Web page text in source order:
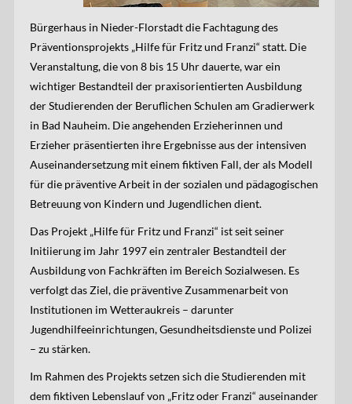
Bürgerhaus in Nieder-Florstadt die Fachtagung des
Präventionsprojekts „Hilfe für Fritz und Franzi“ statt. Die
Veranstaltung, die von 8 bis 15 Uhr dauerte, war ein
wichtiger Bestandteil der praxisorientierten Ausbildung
der Studierenden der Beruflichen Schulen am Gradierwerk
in Bad Nauheim. Die angehenden Erzieherinnen und
Erzieher präsentierten ihre Ergebnisse aus der intensiven
Auseinandersetzung mit einem fiktiven Fall, der als Modell
für die präventive Arbeit in der sozialen und pädagogischen
Betreuung von Kindern und Jugendlichen dient.
Das Projekt „Hilfe für Fritz und Franzi“ ist seit seiner
Initiierung im Jahr 1997 ein zentraler Bestandteil der
Ausbildung von Fachkräften im Bereich Sozialwesen. Es
verfolgt das Ziel, die präventive Zusammenarbeit von
Institutionen im Wetteraukreis – darunter
Jugendhilfeeinrichtungen, Gesundheitsdienste und Polizei
– zu stärken.
Im Rahmen des Projekts setzen sich die Studierenden mit
dem fiktiven Lebenslauf von „Fritz oder Franzi“ auseinander